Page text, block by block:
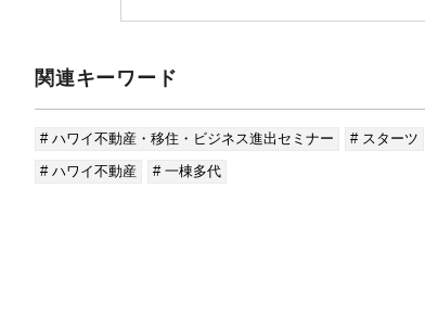
関連キーワード
# ハワイ不動産・移住・ビジネス進出セミナー # スターツ
# ハワイ不動産
# 一棟多代